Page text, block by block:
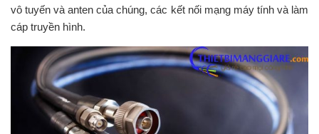
vô tuyến và anten của chúng, các kết nối mạng máy tính và làm
cáp truyền hình.